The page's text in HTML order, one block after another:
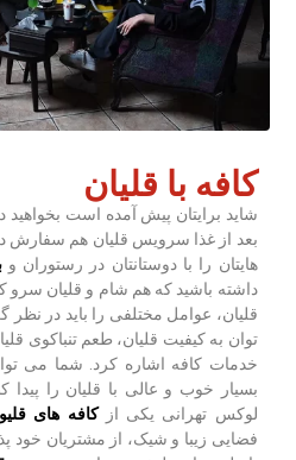
کافه با قلیان
شاید برایتان پیش آمده است
بعد از غذا سرویس قلیان هم سفارش
هایتان را با دوستانتان در رستوران و
داشته باشید که هم شام و قلیان سرو
قلیان، عوامل مختلفی را باید در
توان به کیفیت قلیان، طعم تنباکوی
خدمات کافه اشاره کرد. شما می
بسیار خوب و عالی با قلیان را پیدا
لوکس تهرانی یکی ازکافه های
فضایی زیبا و شیک، از مشتریان خود